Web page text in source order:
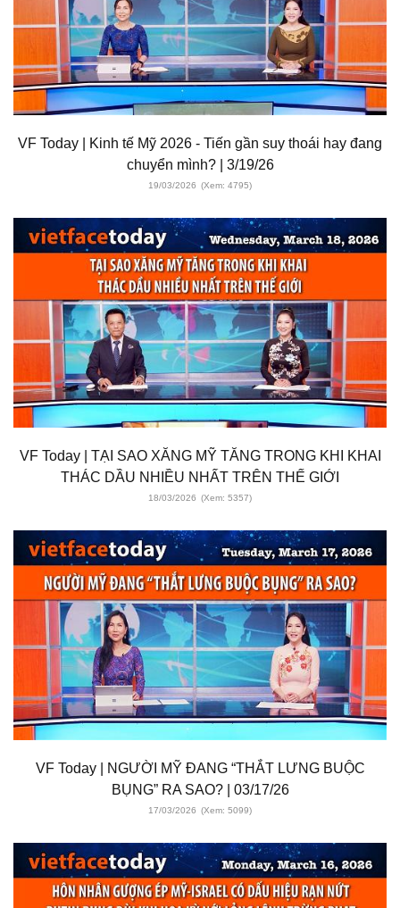
VF Today | Kinh tế Mỹ 2026 - Tiến gần suy thoái hay đang
chuyển mình? | 3/19/26
19/03/2026 (Xem: 4795)
VF Today | TẠI SAO XĂNG MỸ TĂNG TRONG KHI KHAI
THÁC DẦU NHIỀU NHẤT TRÊN THẾ GIỚI
18/03/2026 (Xem: 5357)
VF Today | NGƯỜI MỸ ĐANG “THẮT LƯNG BUỘC
BỤNG” RA SAO? | 03/17/26
17/03/2026 (Xem: 5099)